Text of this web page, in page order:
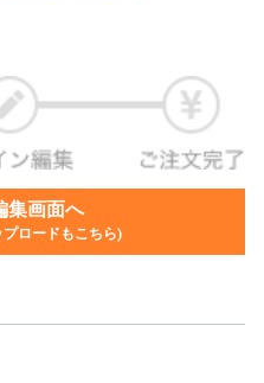
集画面へ
ロードもこちら)